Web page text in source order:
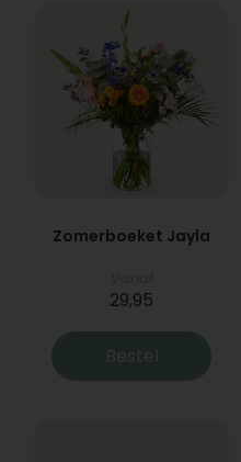
Zomerboeket Jayla
29,95
Bestel